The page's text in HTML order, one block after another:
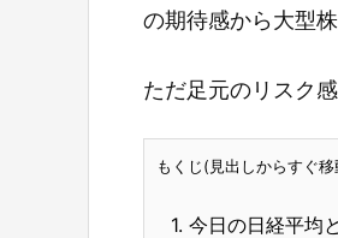
の期待感から大型
ただ足元のリスク
もくじ(見出しからすぐ
1. 今日の日経平均